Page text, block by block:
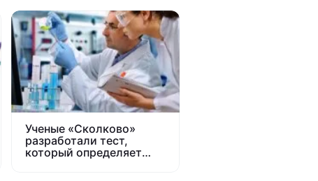
Ученые «Сколково»
разработали тест,
который определяет